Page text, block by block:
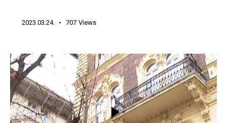
2023.03.24. 707 Views